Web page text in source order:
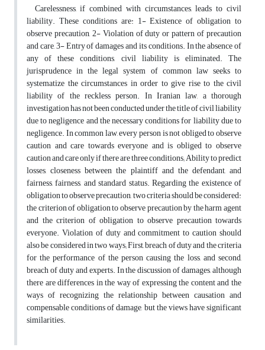
Carelessness, if combined with circumstances, leads to civil
liability. These conditions are: 1- Existence of obligation to
observe precaution, 2- Violation of duty or pattern of precaution
and care, 3- Entry of damages and its conditions. In the absence of
any of these conditions, civil liability is eliminated. The
jurisprudence in the legal system of common law seeks to
systematize the circumstances in order to give rise to the civil
liability of the reckless person. In Iranian law, a thorough
investigation has not been conducted under the title of civil liability
due to negligence and the necessary conditions for liability due to
negligence. In common law, every person is not obliged to observe
caution and care towards everyone and is obliged to observe
caution and care only if there are three conditions; Ability to predict
losses, closeness between the plaintiff and the defendant, and
fairness, fairness, and standard status. Regarding the existence of
obligation to observe precaution, two criteria should be considered:
the criterion of obligation to observe precaution by the harm agent
and the criterion of obligation to observe precaution towards
everyone. Violation of duty and commitment to caution should
also be considered in two ways; First, breach of duty and the criteria
for the performance of the person causing the loss, and second,
breach of duty and experts. In the discussion of damages, although
there are differences in the way of expressing the content and the
ways of recognizing the relationship between causation and
compensable conditions of damage, but the views have significant
similarities.